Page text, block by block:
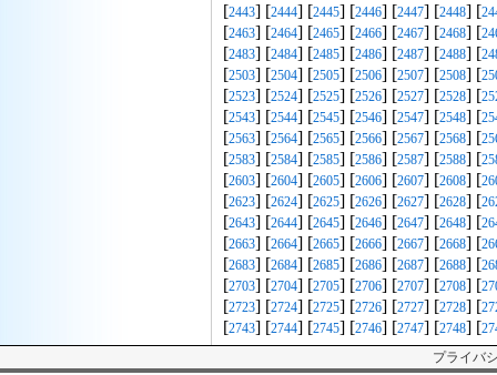
[2443] [2444] [2445] [2446] [2447] [2448] [
[2463] [2464] [2465] [2466] [2467] [2468] [
[2483] [2484] [2485] [2486] [2487] [2488] [
[2503] [2504] [2505] [2506] [2507] [2508] [
[2523] [2524] [2525] [2526] [2527] [2528] [
[2543] [2544] [2545] [2546] [2547] [2548] [
[2563] [2564] [2565] [2566] [2567] [2568] [
[2583] [2584] [2585] [2586] [2587] [2588] [
[2603] [2604] [2605] [2606] [2607] [2608] [
[2623] [2624] [2625] [2626] [2627] [2628] [
[2643] [2644] [2645] [2646] [2647] [2648] [
[2663] [2664] [2665] [2666] [2667] [2668] [
[2683] [2684] [2685] [2686] [2687] [2688] [
[2703] [2704] [2705] [2706] [2707] [2708] [
[2723] [2724] [2725] [2726] [2727] [2728] [
[2743] [2744] [2745] [2746] [2747] [2748] [
プライバ